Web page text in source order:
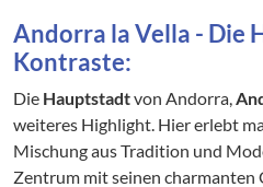
Andorra la Vella - Die
Kontraste:
Die Hauptstadtvon Andorra,
weiteres Highlight. Hier erlebt
Mischung aus Tradition und
Zentrum mit seinen charmanten